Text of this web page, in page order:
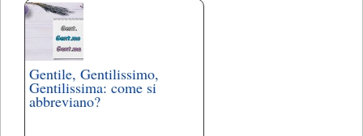
Gentile, Gentilissimo,
Gentilissima: come si
abbreviano?